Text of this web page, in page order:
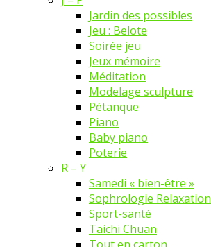
Jardin des possibles
Jeu : Belote
Soirée jeu
Jeux mémoire
Méditation
Modelage sculpture
Pétanque
Piano
Baby piano
Poterie
R – Y
Samedi « bien-être »
Sophrologie Relaxation
Sport-santé
Taichi Chuan